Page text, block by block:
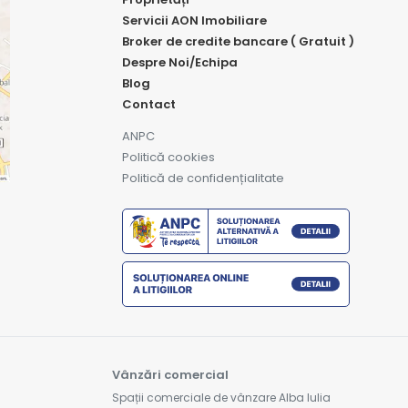
Servicii AON Imobiliare
Broker de credite bancare ( Gratuit )
Despre Noi/Echipa
Blog
Contact
ANPC
Politică cookies
Politică de confidențialitate
Vânzări comercial
Spații comerciale de vânzare Alba Iulia